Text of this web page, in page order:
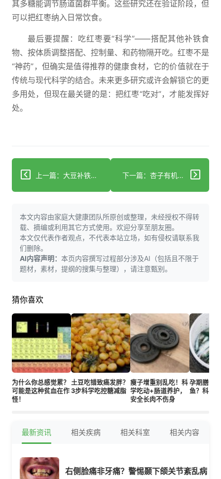
其多糖能调节肠道菌群平衡。这些研究还在验证阶段，但
可以把红枣纳入日常饮食。
最后要提醒：吃红枣要“科学”——搭配其他补铁食
物、按体质调整搭配、控制量、和药物隔开吃。红枣不是
“神药”，但确实是值得推荐的健康食材，它的价值就在于
传统与现代科学的结合。未来更多研究或许会解锁它的更
多用处，但现在最关键的是：把红枣“吃对”，才能发挥好
处。
上一篇：大豆补铁吸收率翻倍！科学搭配是关键 下一篇：杏子有机酸激活消化系统，科学吃法护肺又养胃
本文内容由家庭大健康团队所原创或整理，未经授权不得转
载、摘编或利用其它方式使用。欢迎分享至朋友圈。
本文仅代表作者观点，不代表本站立场，如有侵权请联系我
们删除。
AI内容声明： 本页内容撰写过程部分涉及AI（包括且不限于
题材，素材，提纲的搜集与整理），请注意甄别。
猜你喜欢
为什么你总感觉累？
可能是这种贫血在作
怪！
土豆吃错致癌发胖？
3步科学吃控糖减脂
瘦子增重别乱吃！科
学吃动+肠道养护，
安全长肉不伤身
孕期膳食
鱼？科学
最新资讯 相关疾病 相关科室 相关内容
右侧脸痛非牙痛？警惕颞下颌关节紊乱病